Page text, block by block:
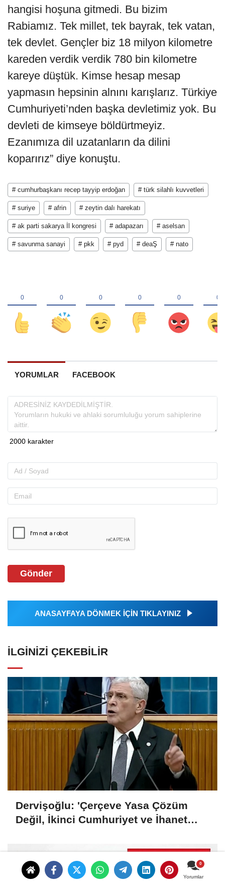
Yorumlar
hangisi hoşuna gitmedi. Bu bizim
Rabiamız. Tek millet, tek bayrak, tek vatan,
tek devlet. Gençler biz 18 milyon kilometre
kareden verdik verdik 780 bin kilometre
kareye düştük. Kimse hesap mesap
yapmasın hepsinin alnını karışlarız. Türkiye
Cumhuriyeti’nden başka devletimiz yok. Bu
devleti de kimseye böldürtmeyiz.
Ezanımıza dil uzatanların da dilini
koparırız” diye konuştu.
# cumhurbaşkanı recep tayyip erdoğan # türk silahlı kuvvetleri
# suriye # afrin # zeytin dalı harekatı
# ak parti sakarya İl kongresi # adapazarı # aselsan
# savunma sanayi # pkk # pyd # deaŞ # nato
YORUMLAR FACEBOOK
Gönder
ANASAYFAYA DÖNMEK İÇİN TIKLAYINIZ
İLGINIZI ÇEKEBILIR
Dervişoğlu: 'Çerçeve Yasa Çözüm
Değil, İkinci Cumhuriyet ve İhanet